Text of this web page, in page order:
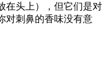
在头上），但它们是对
对刺鼻的香味没有意